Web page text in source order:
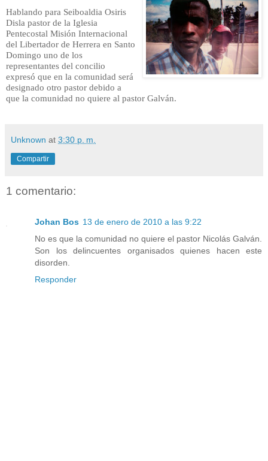
Hablando para Seiboaldia Osiris
Disla pastor de la Iglesia
Pentecostal Misión Internacional
del Libertador de Herrera en Santo
Domingo uno de los
representantes del concilio
expresó que en la comunidad será
designado otro pastor debido a
que la comunidad no quiere al pastor Galván.
Unknown at 3:30 p. m.
Compartir
1 comentario:
Johan Bos 13 de enero de 2010 a las 9:22
No es que la comunidad no quiere el pastor Nicolás Galván.
Son los delincuentes organisados quienes hacen este
disorden.
Responder